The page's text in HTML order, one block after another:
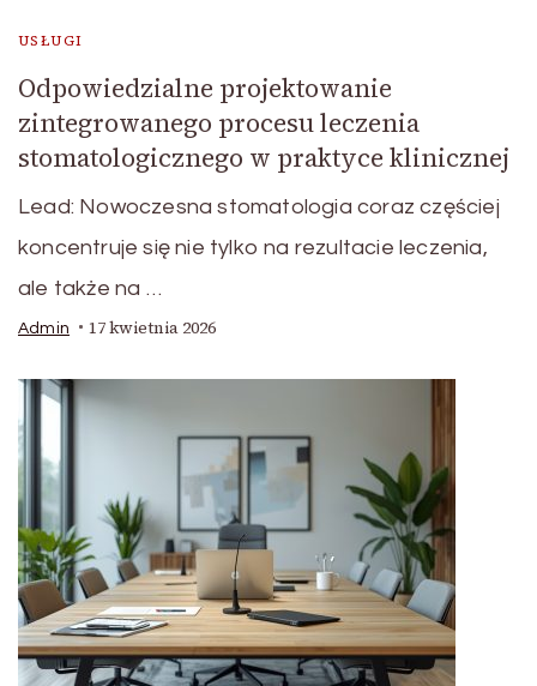
USŁUGI
Odpowiedzialne projektowanie
zintegrowanego procesu leczenia
stomatologicznego w praktyce klinicznej
Lead: Nowoczesna stomatologia coraz częściej
koncentruje się nie tylko na rezultacie leczenia,
ale także na …
Admin 17 kwietnia 2026